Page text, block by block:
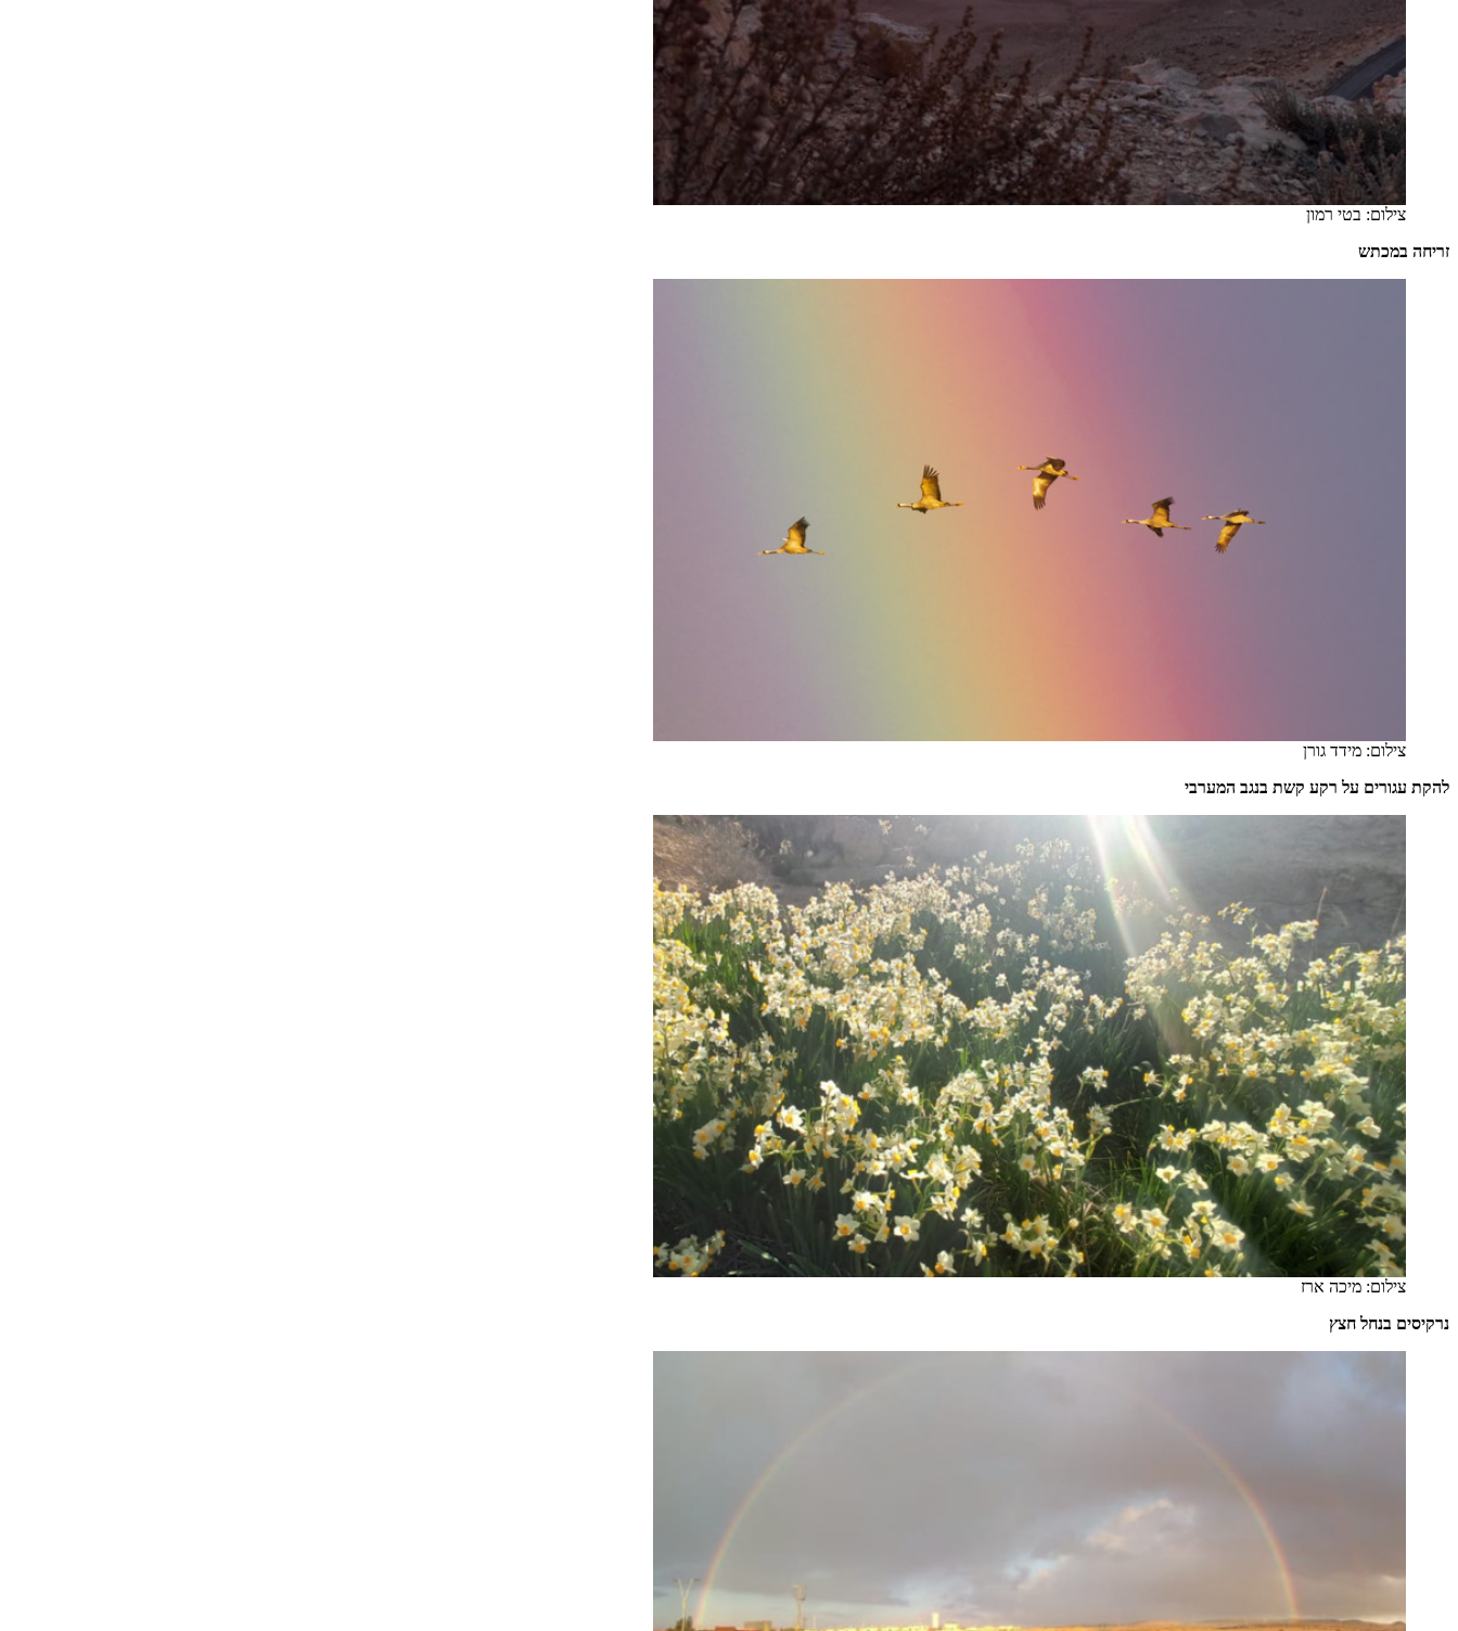
צילום: בטי רמון
זריחה במכתש
צילום: מידד גורן
להקת עגורים על רקע קשת בנגב המערבי
צילום: מיכה ארז
נרקיסים בנחל חצץ